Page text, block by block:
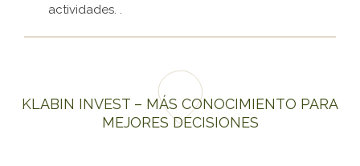
actividades. .
KLABIN INVEST – MÁS CONOCIMIENTO PARA
MEJORES DECISIONES